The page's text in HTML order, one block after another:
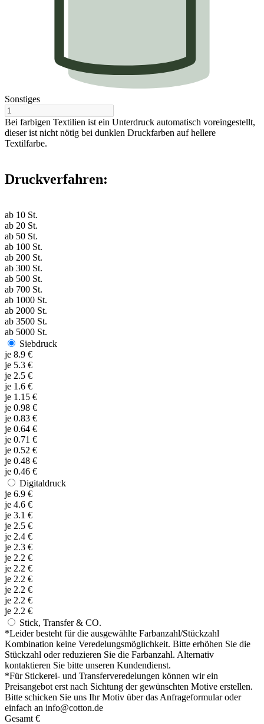
Sonstiges
Bei farbigen Textilien ist ein Unterdruck automatisch voreingestellt,
dieser ist nicht nötig bei dunklen Druckfarben auf hellere
Textilfarbe.
Druckverfahren:
ab 10 St.
ab 20 St.
ab 50 St.
ab 100 St.
ab 200 St.
ab 300 St.
ab 500 St.
ab 700 St.
ab 1000 St.
ab 2000 St.
ab 3500 St.
ab 5000 St.
Siebdruck
je 8.9 €
je 5.3 €
je 2.5 €
je 1.6 €
je 1.15 €
je 0.98 €
je 0.83 €
je 0.64 €
je 0.71 €
je 0.52 €
je 0.48 €
je 0.46 €
Digitaldruck
je 6.9 €
je 4.6 €
je 3.1 €
je 2.5 €
je 2.4 €
je 2.3 €
je 2.2 €
je 2.2 €
je 2.2 €
je 2.2 €
je 2.2 €
je 2.2 €
Stick, Transfer & CO.
*Leider besteht für die ausgewählte Farbanzahl/Stückzahl
Kombination keine Veredelungsmöglichkeit. Bitte erhöhen Sie die
Stückzahl oder reduzieren Sie die Farbanzahl. Alternativ
kontaktieren Sie bitte unseren Kundendienst.
*Für Stickerei- und Transferveredelungen können wir ein
Preisangebot erst nach Sichtung der gewünschten Motive erstellen.
Bitte schicken Sie uns Ihr Motiv über das Anfrageformular oder
einfach an info@cotton.de
Gesamt €